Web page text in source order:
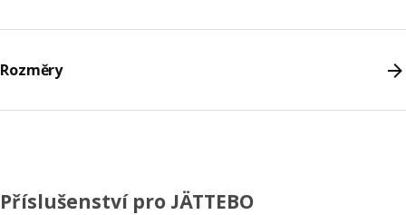
Rozměry
Příslušenství pro JÄTTEBO